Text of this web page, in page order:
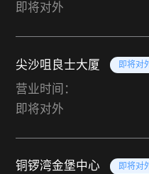
即将对外
尖沙咀良士大厦 即将对
营业时间：
即将对外
铜锣湾金堡中心 即将对